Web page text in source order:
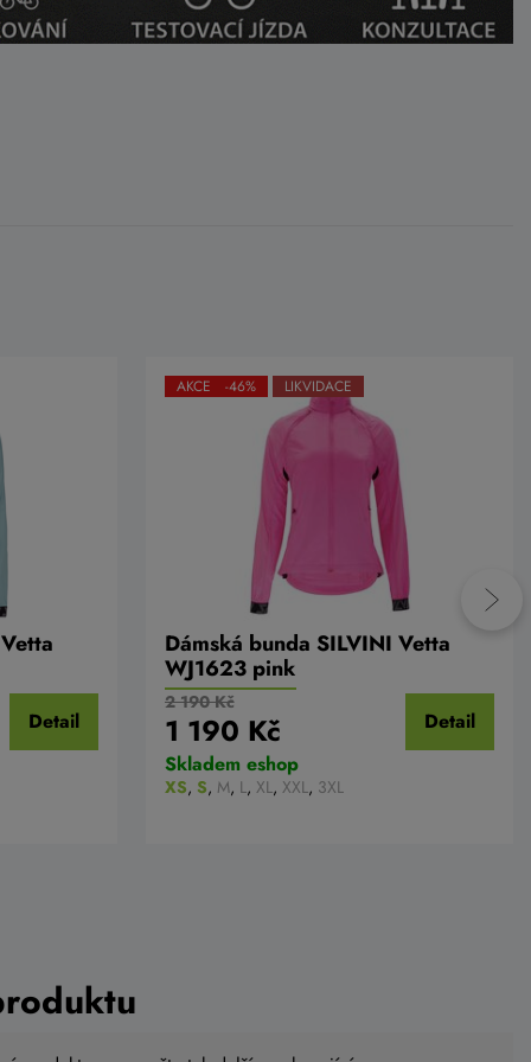
Detail
Dámská bunda SILVINI Vetta
WJ1623 pink
AKCE -46% LIKVIDACE
2 190 Kč
1 190 Kč
Skladem eshop
XS, S, M, L, XL, XXL, 3XL
Detail